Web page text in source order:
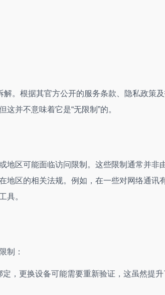
解。根据其官方公开的服务条款、隐私政策
并不意味着它是“无限制”的。
地区可能面临访问限制。这些限制通常并非
地区的相关法规。例如，在一些对网络通讯
具。
制：
，更换设备可能需要重新验证，这虽然提升